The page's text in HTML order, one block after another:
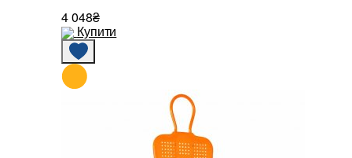
4 048₴
Купити